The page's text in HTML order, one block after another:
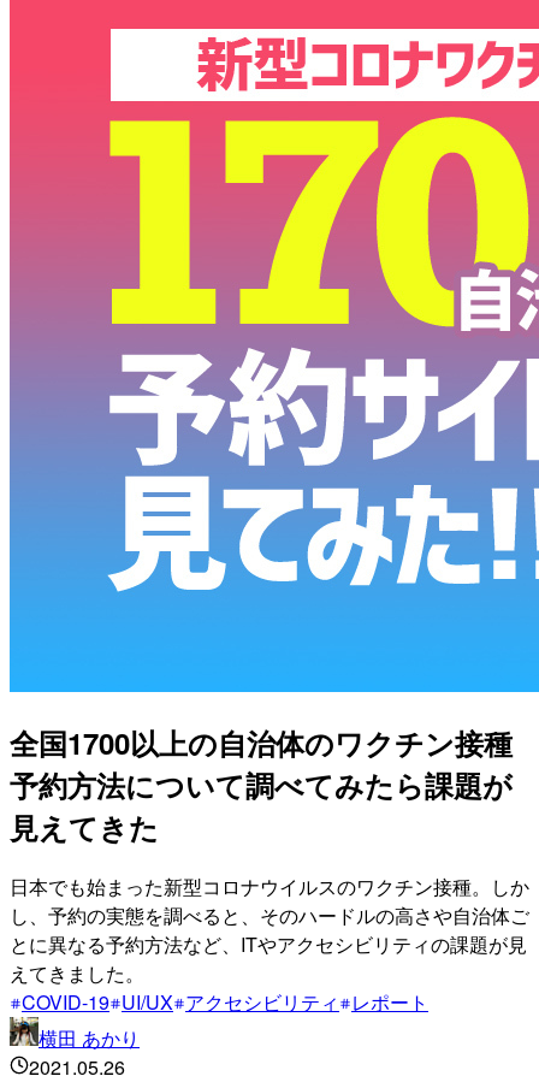
全国1700以上の自治体のワクチン接種
予約方法について調べてみたら課題が
見えてきた
日本でも始まった新型コロナウイルスのワクチン接種。しか
し、予約の実態を調べると、そのハードルの高さや自治体ご
とに異なる予約方法など、ITやアクセシビリティの課題が見
えてきました。
COVID-19 UI/UX アクセシビリティ
レポート
横田 あかり
2021.05.26